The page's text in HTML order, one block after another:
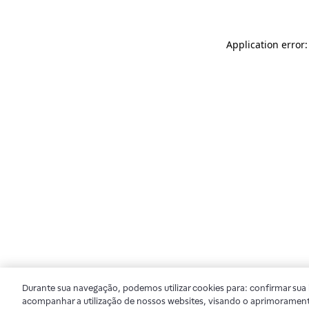
Application
Durante sua navegação, podemos utilizar cookies para: confirmar
acompanhar a utilização de nossos websites, visando o